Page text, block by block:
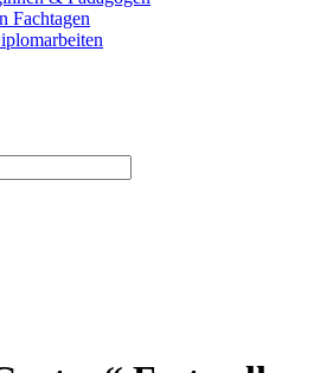
Fachtagen